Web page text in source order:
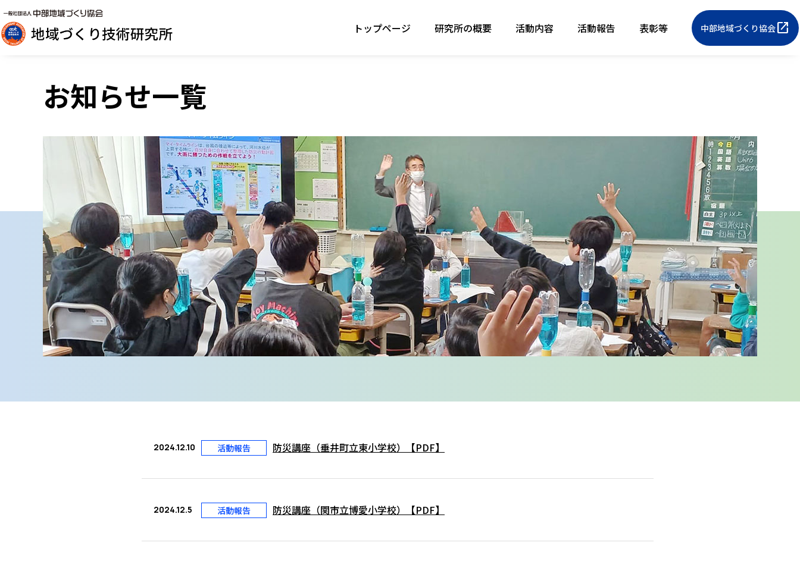
トップページ 研究所の概要 活動内容 活動報告 表彰等 中部地域づくり協会open_in_new
お知らせ一覧
2024.12.10 活動報告 防災講座（垂井町立東小学校）【PDF】
2024.12.5 活動報告 防災講座（関市立博愛小学校）【PDF】